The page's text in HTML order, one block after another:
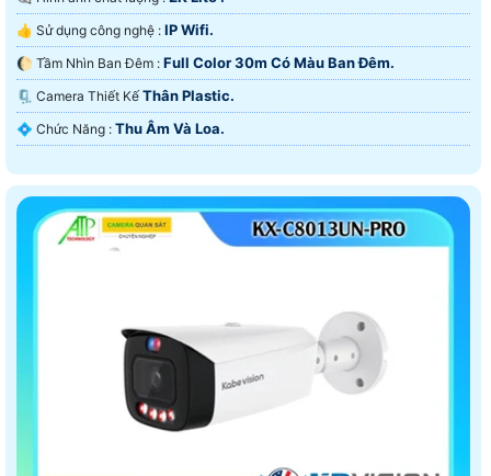
👍 Sử dụng công nghệ : IP Wifi.
🌔 Tầm Nhìn Ban Đêm : Full Color 30m Có Màu Ban Ðêm.
🗜️ Camera Thiết Kế Thân Plastic.
️💠 Chức Năng : Thu Âm Và Loa.